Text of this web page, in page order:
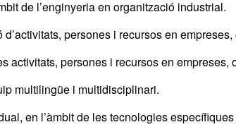
de l’enginyeria en organització industrial.
persones i recursos en
activitats, persones i recursos en empreses,
multilingüe i multidisciplinari.
en l’àmbit de les tecnologies